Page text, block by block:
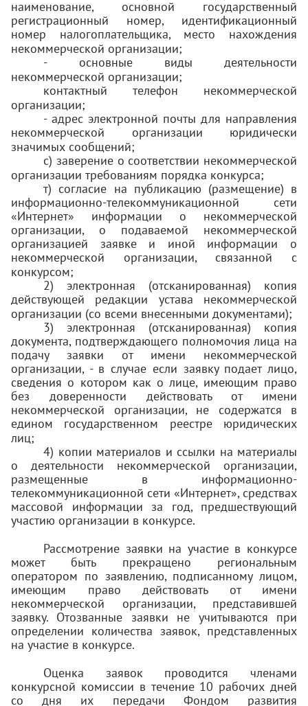
наименование, основной государственный
регистрационный номер, идентификационный
номер налогоплательщика, место нахождения
некоммерческой организации;
- основные виды деятельности
некоммерческой организации;
контактный телефон некоммерческой
организации;
- адрес электронной почты для направления
некоммерческой организации юридически
значимых сообщений;
с) заверение о соответствии некоммерческой
организации требованиям порядка конкурса;
т) согласие на публикацию (размещение) в
информационно-телекоммуникационной сети
«Интернет» информации о некоммерческой
организации, о подаваемой некоммерческой
организацией заявке и иной информации о
некоммерческой организации, связанной с
конкурсом;
2) электронная (отсканированная) копия
действующей редакции устава некоммерческой
организации (со всеми внесенными документами);
3) электронная (отсканированная) копия
документа, подтверждающего полномочия лица на
подачу заявки от имени некоммерческой
организации, - в случае если заявку подает лицо,
сведения о котором как о лице, имеющим право
без доверенности действовать от имени
некоммерческой организации, не содержатся в
едином государственном реестре юридических
лиц;
4) копии материалов и ссылки на материалы
о деятельности некоммерческой организации,
размещенные в информационно-
телекоммуникационной сети «Интернет», средствах
массовой информации за год, предшествующий
участию организации в конкурсе.
Рассмотрение заявки на участие в конкурсе
может быть прекращено региональным
оператором по заявлению, подписанному лицом,
имеющим право действовать от имени
некоммерческой организации, представившей
заявку. Отозванные заявки не учитываются при
определении количества заявок, представленных
на участие в конкурсе.
Оценка заявок проводится членами
конкурсной комиссии в течение 10 рабочих дней
со дня их передачи Фондом развития